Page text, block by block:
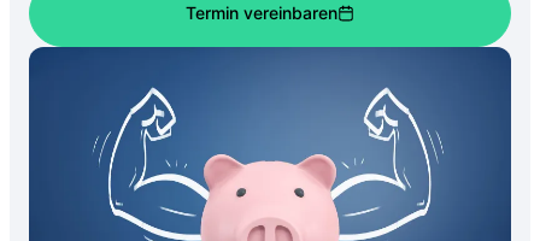
Termin vereinbaren